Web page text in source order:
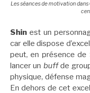
Les séances de motivation dans
Shin est un
car elle dispose
peut, en présence de
lancer un buffde
physique, défense
En dehors de cet